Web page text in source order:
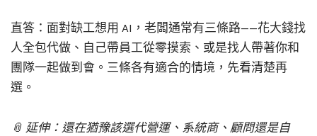
直答：面對缺工想用 AI，老闆通常有三條路——花大錢找
人全包代做、自己帶員工從零摸索、或是找人帶著你和
團隊一起做到會。三條各有適合的情境，先看清楚再
選。
📎 延伸：還在猶豫該選代營運、系統商、顧問還是自